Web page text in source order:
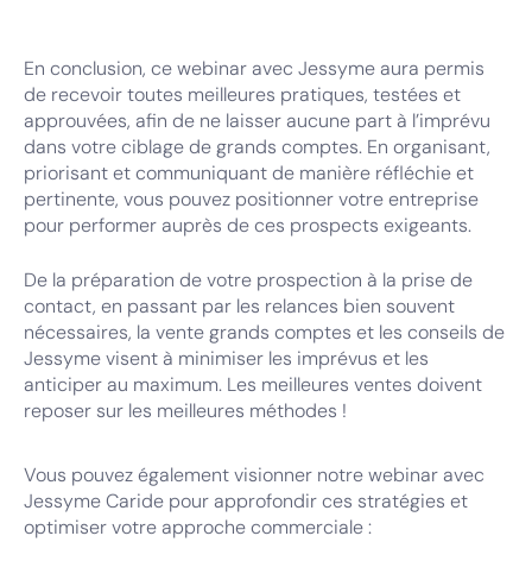
En conclusion, ce webinar avec Jessyme aura permis
de recevoir toutes meilleures pratiques, testées et
approuvées, afin de ne laisser aucune part à l’imprévu
dans votre ciblage de grands comptes. En organisant,
priorisant et communiquant de manière réfléchie et
pertinente, vous pouvez positionner votre entreprise
pour performer auprès de ces prospects exigeants.
De la préparation de votre prospection à la prise de
contact, en passant par les relances bien souvent
nécessaires, la vente grands comptes et les conseils de
Jessyme visent à minimiser les imprévus et les
anticiper au maximum. Les meilleures ventes doivent
reposer sur les meilleures méthodes !
Vous pouvez également visionner notre webinar avec
Jessyme Caride pour approfondir ces stratégies et
optimiser votre approche commerciale :